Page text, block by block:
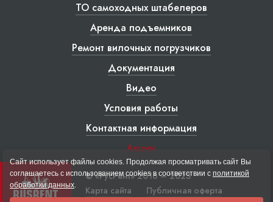
ТО самоходных штабелеров
Аренда подъемников
Ремонт вилочных погрузчиков
Документация
Видео
Условия работы
Контактная информация
Акции
© «РусРент» 2016 – 2023
Карта сайта
Публичная оферта
Сайт использует файлы cookies. Продолжая просматривать сайт Вы
соглашаетесь с использованием cookies в соответствии с политикой
обработки данных.